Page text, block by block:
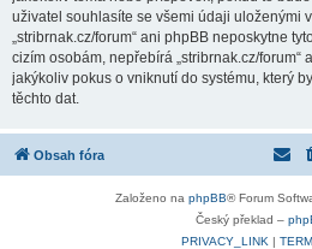
uživatel souhlasíte se všemi údaji uloženými
„stribrnak.cz/forum“ ani phpBB neposkytne
cizím osobám, nepřebírá „stribrnak.cz/forum“
jakýkoliv pokus o vniknutí do systému, který
těchto dat.
Obsah fóra
Založeno na phpBB® Forum
Český překlad –
PRIVACY_LINK |